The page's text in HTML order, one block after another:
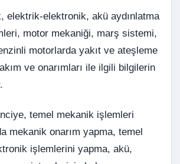
elektrik-elektronik, akü aydınlatma
motor mekaniği, marş sistemi,
motorlarda yakıt ve ateşleme
ve onarımları ile ilgili bilgilerin
temel mekanik işlemleri
mekanik onarım yapma, temel
işlemlerini yapma, akü,